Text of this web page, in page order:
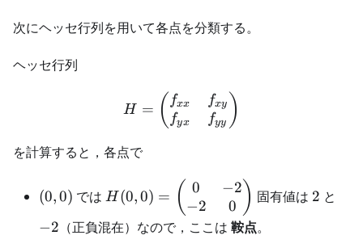
次にヘッセ行列を用いて各点を分類する。
ヘッセ行列
H= \begin{pmatrix}
H = ( fxx
fyx
fxy
fyy )
を計算すると，各点で
(0,0)
(0,0) では
H(0,0)=\begin{pmatrix}0&-2\\-
H (0,0) = ( 0
−2
−2
0 ) 固有値は
2
2 と
−2 （正負混在）なので，ここは 鞍点。